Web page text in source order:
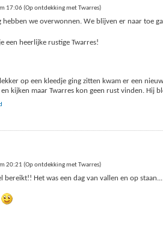
17:06 (Op ontdekking met Twarres)
hebben we overwonnen. We blijven er naar toe
een heerlijke rustige Twarres!
op een kleedje ging zitten kwam er een
kijken maar Twarres kon geen rust vinden. Hij
20:21 (Op ontdekking met Twarres)
bereikt!! Het was een dag van vallen en op